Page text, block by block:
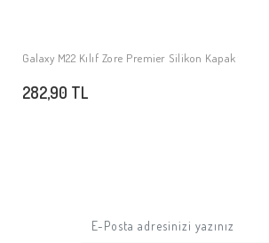
SEPETE EKLE
Galaxy M22 Kılıf Zore Premier Silikon Kapak
282,90 TL